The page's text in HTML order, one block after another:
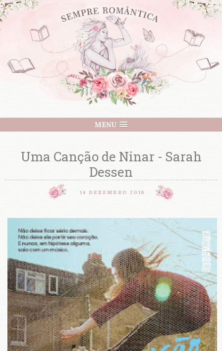
MENU
Uma Canção de Ninar - Sarah
Dessen
14 DEZEMBRO 2016